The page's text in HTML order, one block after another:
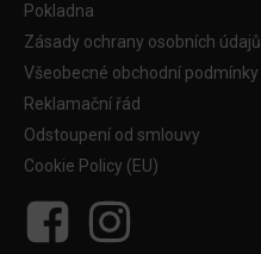
Pokladna
Zásady ochrany osobních údajů
Všeobecné obchodní podmínky
Reklamační řád
Odstoupení od smlouvy
Cookie Policy (EU)